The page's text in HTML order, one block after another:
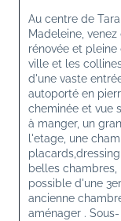
Au centre de
Madeleine,
rénovée et
ville et les
d'une vaste
autoporté en
cheminée et vue
à manger, un
l'etage, une
belles
possible d'une
ancienne
aménager .